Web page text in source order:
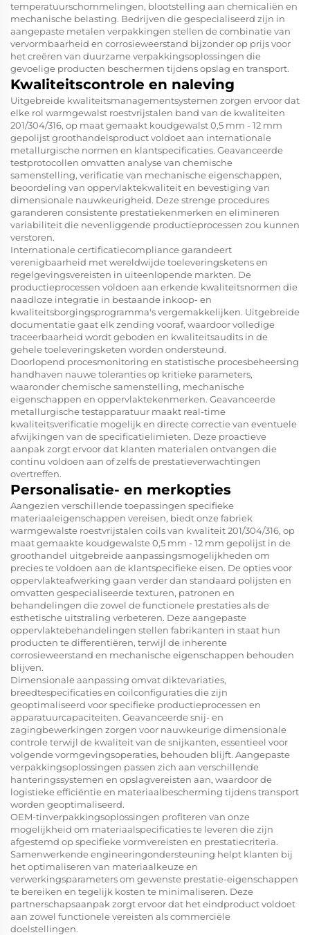
temperatuurschommelingen, blootstelling aan chemicaliën en
mechanische belasting. Bedrijven die gespecialiseerd zijn in
aangepaste metalen verpakkingen stellen de combinatie van
vervormbaarheid en corrosieweerstand bijzonder op prijs voor
het creëren van duurzame verpakkingsoplossingen die
gevoelige producten beschermen tijdens opslag en transport.
Kwaliteitscontrole en naleving
Uitgebreide kwaliteitsmanagementsystemen zorgen ervoor dat
elke rol warmgewalst roestvrijstalen band van de kwaliteiten
201/304/316, op maat gemaakt koudgewalst 0,5 mm - 12 mm
gepolijst groothandelsproduct voldoet aan internationale
metallurgische normen en klantspecificaties. Geavanceerde
testprotocollen omvatten analyse van chemische
samenstelling, verificatie van mechanische eigenschappen,
beoordeling van oppervlaktekwaliteit en bevestiging van
dimensionale nauwkeurigheid. Deze strenge procedures
garanderen consistente prestatiekenmerken en elimineren
variabiliteit die nevenliggende productieprocessen zou kunnen
verstoren.
Internationale certificatiecompliance garandeert
verenigbaarheid met wereldwijde toeleveringsketens en
regelgevingsvereisten in uiteenlopende markten. De
productieprocessen voldoen aan erkende kwaliteitsnormen die
naadloze integratie in bestaande inkoop- en
kwaliteitsborgingsprogramma's vergemakkelijken. Uitgebreide
documentatie gaat elk zending vooraf, waardoor volledige
traceerbaarheid wordt geboden en kwaliteitsaudits in de
gehele toeleveringsketen worden ondersteund.
Doorlopend procesmonitoring en statistische procesbeheersing
handhaven nauwe toleranties op kritieke parameters,
waaronder chemische samenstelling, mechanische
eigenschappen en oppervlaktekenmerken. Geavanceerde
metallurgische testapparatuur maakt real-time
kwaliteitsverificatie mogelijk en directe correctie van eventuele
afwijkingen van de specificatielimieten. Deze proactieve
aanpak zorgt ervoor dat klanten materialen ontvangen die
continu voldoen aan of zelfs de prestatieverwachtingen
overtreffen.
Personalisatie- en merkopties
Aangezien verschillende toepassingen specifieke
materiaaleigenschappen vereisen, biedt onze fabriek
warmgewalste roestvrijstalen coils van kwaliteit 201/304/316, op
maat gemaakte koudgewalste 0,5 mm - 12 mm gepolijst in de
groothandel uitgebreide aanpassingsmogelijkheden om
precies te voldoen aan de klantspecifieke eisen. De opties voor
oppervlakteafwerking gaan verder dan standaard polijsten en
omvatten gespecialiseerde texturen, patronen en
behandelingen die zowel de functionele prestaties als de
esthetische uitstraling verbeteren. Deze aangepaste
oppervlaktebehandelingen stellen fabrikanten in staat hun
producten te differentiëren, terwijl de inherente
corrosieweerstand en mechanische eigenschappen behouden
blijven.
Dimensionale aanpassing omvat diktevariaties,
breedtespecificaties en coilconfiguraties die zijn
geoptimaliseerd voor specifieke productieprocessen en
apparatuurcapaciteiten. Geavanceerde snij- en
zagingbewerkingen zorgen voor nauwkeurige dimensionale
controle terwijl de kwaliteit van de snijkanten, essentieel voor
volgende vormgevingsoperaties, behouden blijft. Aangepaste
verpakkingsoplossingen passen zich aan verschillende
hanteringssystemen en opslagvereisten aan, waardoor de
logistieke efficiëntie en materiaalbescherming tijdens transport
worden geoptimaliseerd.
OEM-tinverpakkingsoplossingen profiteren van onze
mogelijkheid om materiaalspecificaties te leveren die zijn
afgestemd op specifieke vormvereisten en prestatiecriteria.
Samenwerkende engineeringondersteuning helpt klanten bij
het optimaliseren van materiaalkeuze en
verwerkingsparameters om gewenste prestatie-eigenschappen
te bereiken en tegelijk kosten te minimaliseren. Deze
partnerschapsaanpak zorgt ervoor dat het eindproduct voldoet
aan zowel functionele vereisten als commerciële
doelstellingen.